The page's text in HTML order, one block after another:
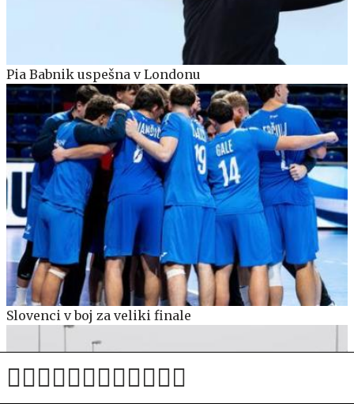
Pia Babnik uspešna v Londonu
Slovenci v boj za veliki finale